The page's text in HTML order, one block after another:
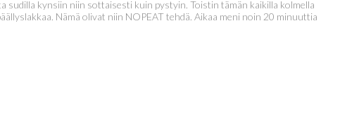
kynsiin niin sottaisesti kuin pystyin. Toistin tämän kaikilla kolmella
Nämä olivat niin NOPEAT tehdä. Aikaa meni noin 20 minuuttia